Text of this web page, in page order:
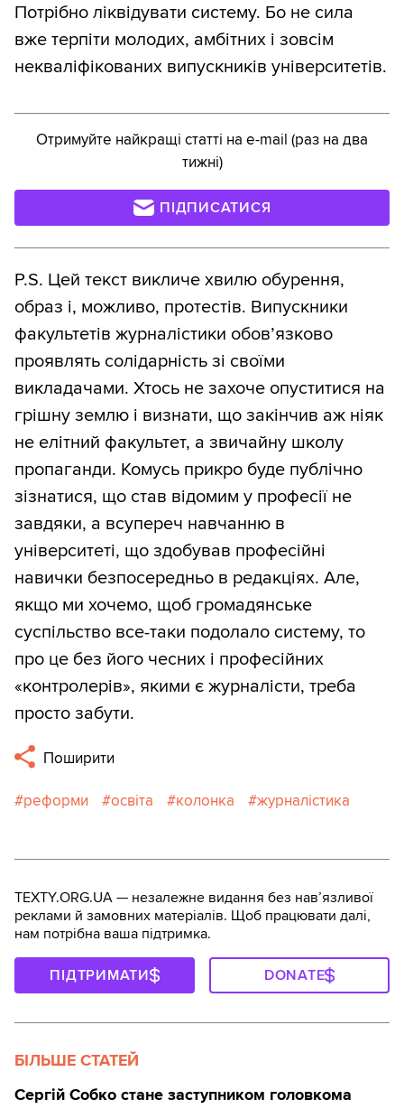
Потрібно ліквідувати систему. Бо не сила
вже терпіти молодих, амбітних і зовсім
некваліфікованих випускників університетів.
Отримуйте найкращі статті на e-mail (раз на два
тижні)
ПІДПИСАТИСЯ
P.S. Цей текст викличе хвилю обурення,
образ і, можливо, протестів. Випускники
факультетів журналістики обов’язково
проявлять солідарність зі своїми
викладачами. Хтось не захоче опуститися на
грішну землю і визнати, що закінчив аж ніяк
не елітний факультет, а звичайну школу
пропаганди. Комусь прикро буде публічно
зізнатися, що став відомим у професії не
завдяки, а всупереч навчанню в
університеті, що здобував професійні
навички безпосередньо в редакціях. Але,
якщо ми хочемо, щоб громадянське
суспільство все-таки подолало систему, то
про це без його чесних і професійних
«контролерів», якими є журналісти, треба
просто забути.
Поширити
реформи освіта колонка журналістика
TEXTY.ORG.UA — незалежне видання без навʼязливої
реклами й замовних матеріалів. Щоб працювати далі,
нам потрібна ваша підтримка.
ПІДТРИМАТИ DONATE
БІЛЬШЕ СТАТЕЙ
Сергій Собко стане заступником головкома